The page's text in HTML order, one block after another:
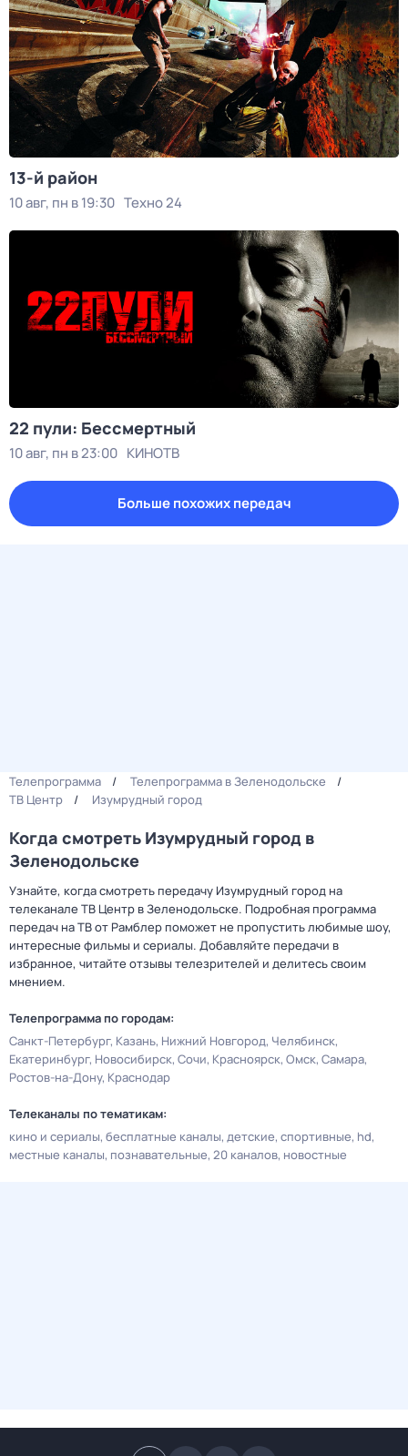
13-й район
10 авг, пн в 19:30 Техно 24
22 пули: Бессмертный
10 авг, пн в 23:00 КИНОТВ
Больше похожих передач
Телепрограмма
Телепрограмма в Зеленодольске
ТВ Центр
Изумрудный город
Когда смотреть Изумрудный город в
Зеленодольске
Узнайте, когда смотреть передачу Изумрудный город на
телеканале ТВ Центр в Зеленодольске. Подробная программа
передач на ТВ от Рамблер поможет не пропустить любимые шоу,
интересные фильмы и сериалы. Добавляйте передачи в
избранное, читайте отзывы телезрителей и делитесь своим
мнением.
Телепрограмма по городам:
Санкт-Петербург Казань Нижний Новгород Челябинск
Екатеринбург Новосибирск Сочи Красноярск Омск Самара
Ростов-на-Дону Краснодар
Телеканалы по тематикам:
кино и сериалы бесплатные каналы детские спортивные hd
местные каналы познавательные 20 каналов новостные